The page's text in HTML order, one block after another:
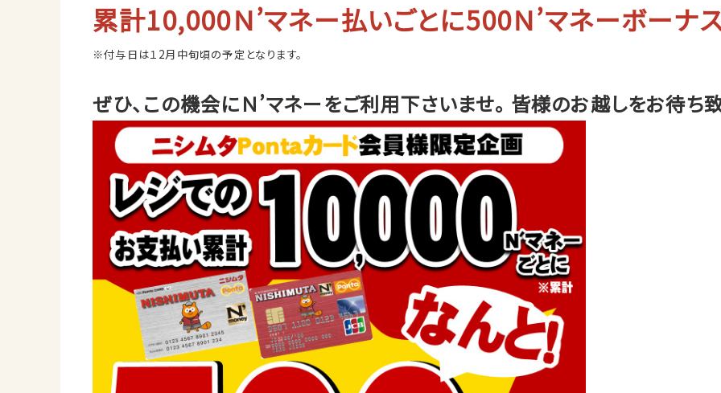
累計10,000Ｎ’マネー払いごとに500Ｎ’マネーボーナ
※付与日は１2月中旬頃の予定となります。
ぜひ、この機会にＮ’マネーをご利用下さいませ。 皆様のお越しをお待ち致